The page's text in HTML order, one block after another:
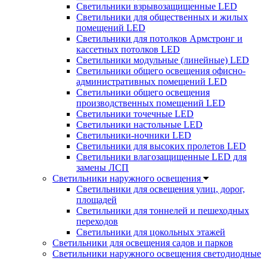
Светильники взрывозащищенные LED
Светильники для общественных и жилых
помещений LED
Светильники для потолков Армстронг и
кассетных потолков LED
Светильники модульные (линейные) LED
Светильники общего освещения офисно-
административных помещений LED
Светильники общего освещения
производственных помещений LED
Светильники точечные LED
Светильники настольные LED
Светильники-ночники LED
Светильники для высоких пролетов LED
Светильники влагозащищенные LED для
замены ЛСП
Светильники наружного освещения
Светильники для освещения улиц, дорог,
площадей
Светильники для тоннелей и пешеходных
переходов
Светильники для цокольных этажей
Светильники для освещения садов и парков
Светильники наружного освещения светодиодные